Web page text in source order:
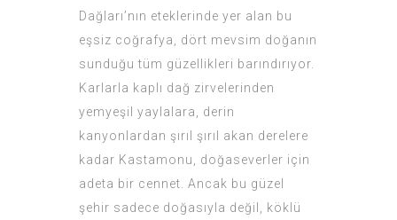
Dağları’nın eteklerinde yer alan bu
eşsiz coğrafya, dört mevsim doğanın
sunduğu tüm güzellikleri barındırıyor.
Karlarla kaplı dağ zirvelerinden
yemyeşil yaylalara, derin
kanyonlardan şırıl şırıl akan derelere
kadar Kastamonu, doğaseverler için
adeta bir cennet. Ancak bu güzel
şehir sadece doğasıyla değil, köklü